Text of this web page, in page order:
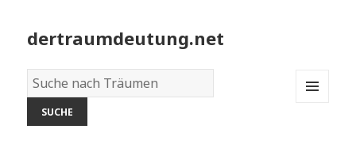
dertraumdeutung.net
Wörterbuch
der
Träume: